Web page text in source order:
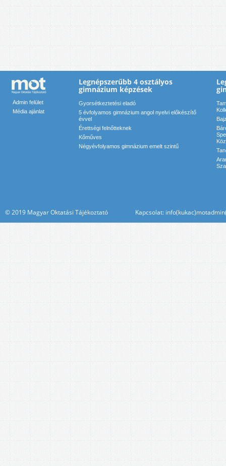
Admin felület
Média ajánlat
Legnépszerűbb 4 osztályos
gimnázium képzések
Gyorsétkeztetési eladó
5 évfolyamos gimnázium angol nyelvi előkészítő
évvel
Érettségi felnőtteknek
Kőműves
Négyévfolyamos gimnázium emelt szintű
© 2019 Magyar Oktatási Tájékoztató Kapcsolat: